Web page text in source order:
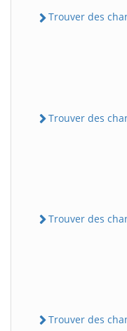
Trouver des
Trouver des
Trouver des
Trouver des